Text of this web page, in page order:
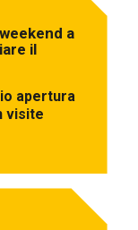
a
il
apertura
visite